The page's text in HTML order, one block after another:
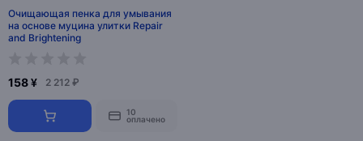
Очищающая пенка для умывания
на основе муцина улитки Repair
and Brightening
158 ¥ 2 212 ₽
10
оплачено